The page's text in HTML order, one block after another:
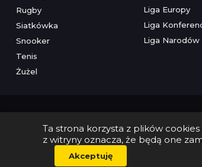
Ta strona korzysta z plików
z witryny oznacza, że będą one
Akceptuję
Rugby
Siatkówka
Snooker
Tenis
Żużel
Liga Europy
Liga
Liga Narodów